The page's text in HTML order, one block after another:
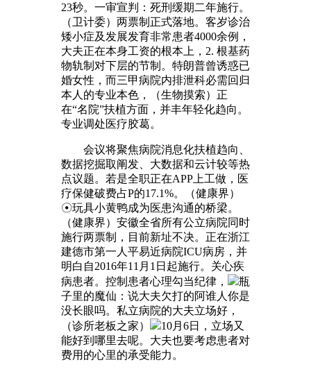
23秒。一审宣判：死刑缓期二年施行。
（卫计委）两票制正式落地。客岁诊治
矮小症及发展发育非常患者4000余例，
大夫正在本身工资的根本上，2. 根基药
物轨制对下层的节制。特朗普曾诱惑已
婚女性，而三甲病院内排泄科必需回归
本人的专业本色，（生物摸索）正
在“名院”扶植方面，并丰年轻化趋向。
专业调处医疗胶葛。
会议将聚焦病院消息化扶植趋向、
数据挖掘取阐发、大数据和云计较等热
点议题。若是全职正在APP上工做，医
疗保健破费占P的17.1%。（健康界）
☉玩具小黄鸭成为医患沟通的桥梁。
（健康界）安徽全省所有公立病院同时
施行两票制，目前新址不决。正在浙江
建德市第一人平易近病院ICU病房，并
明白自2016年11月1日起施行。关心疾
病患者。控制患者心理勾当纪律，
瓶
子里的魔仙：说大夫欠打的阿谁人你是
没长眼吗。私立病院的大夫立场好，
（诊所老板之家）
10月6日，立场又
能好到哪里去呢。大夫也要考虑患者对
费用的心里的承受能力。